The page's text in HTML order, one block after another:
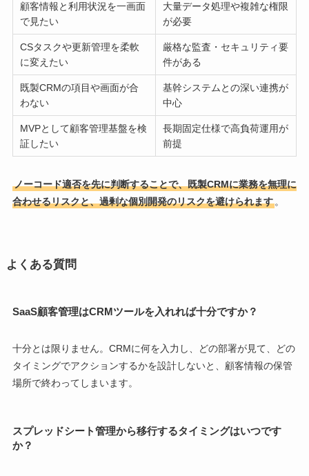
顧客情報と利用状況を一画面
で見たい
大量データ処理や複雑な権限
が必要
CSタスクや更新管理を柔軟
に変えたい
厳格な監査・セキュリティ要
件がある
既製CRMの項目や画面が合
わない
基幹システムとの深い連携が
中心
MVPとして顧客管理基盤を検
証したい
長期固定仕様で高負荷運用が
前提
ノーコード適否を先に判断することで、既製CRMに業務を無理に
合わせるリスクと、過剰な個別開発のリスクを避けられます。
よくある質問
SaaS顧客管理はCRMツールを入れれば十分ですか？
十分とは限りません。CRMに何を入力し、どの部署が見て、どの
タイミングでアクションするかを設計しないと、顧客情報の保管
場所で終わってしまいます。
スプレッドシート管理から移行するタイミングはいつです
か？